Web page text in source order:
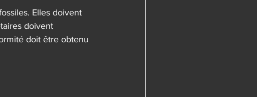
Elles doivent
doivent
doit être obtenu